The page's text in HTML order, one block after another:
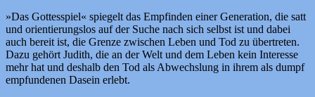
»Das Gottesspiel« spiegelt das Empfinden einer Generation, die satt
und orientierungslos auf der Suche nach sich selbst ist und dabei
auch bereit ist, die Grenze zwischen Leben und Tod zu übertreten.
Dazu gehört Judith, die an der Welt und dem Leben kein Interesse
mehr hat und deshalb den Tod als Abwechslung in ihrem als dumpf
empfundenen Dasein erlebt.